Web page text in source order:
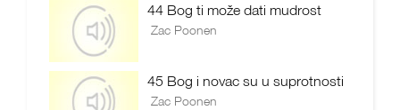
44 Bog ti može dati mudrost
Zac Poonen
45 Bog i novac su u suprotnosti
Zac Poonen